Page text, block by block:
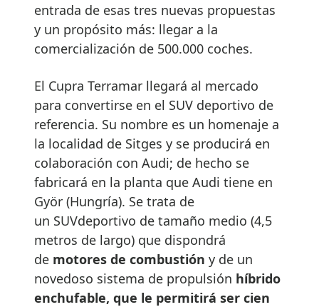
entrada de esas tres nuevas propuestas
y un propósito más: llegar a la
comercialización de 500.000 coches.
El Cupra Terramar llegará al mercado
para convertirse en el SUV deportivo de
referencia. Su nombre es un homenaje a
la localidad de Sitges y se producirá en
colaboración con Audi; de hecho se
fabricará en la planta que Audi tiene en
Györ (Hungría). Se trata de
un SUVdeportivo de tamaño medio (4,5
metros de largo) que dispondrá
de motores de combustión y de un
novedoso sistema de propulsión híbrido
enchufable, que le permitirá ser cien